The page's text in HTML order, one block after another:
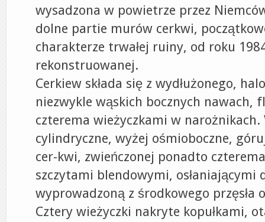
wysadzona w powietrze przez
dolne partie murów cerkwi,
charakterze trwałej ruiny, od roku
rekonstruowanej.
Cerkiew składa się z wydłużonego,
niezwykle wąskich bocznych nawach,
czterema wieżyczkami w narożnikach.
cylindryczne, wyżej ośmioboczne,
cer-kwi, zwieńczonej ponadto
szczytami blendowymi, osłaniającymi
wyprowadzoną z środkowego przęsła
Cztery wieżyczki nakryte kopułkami,